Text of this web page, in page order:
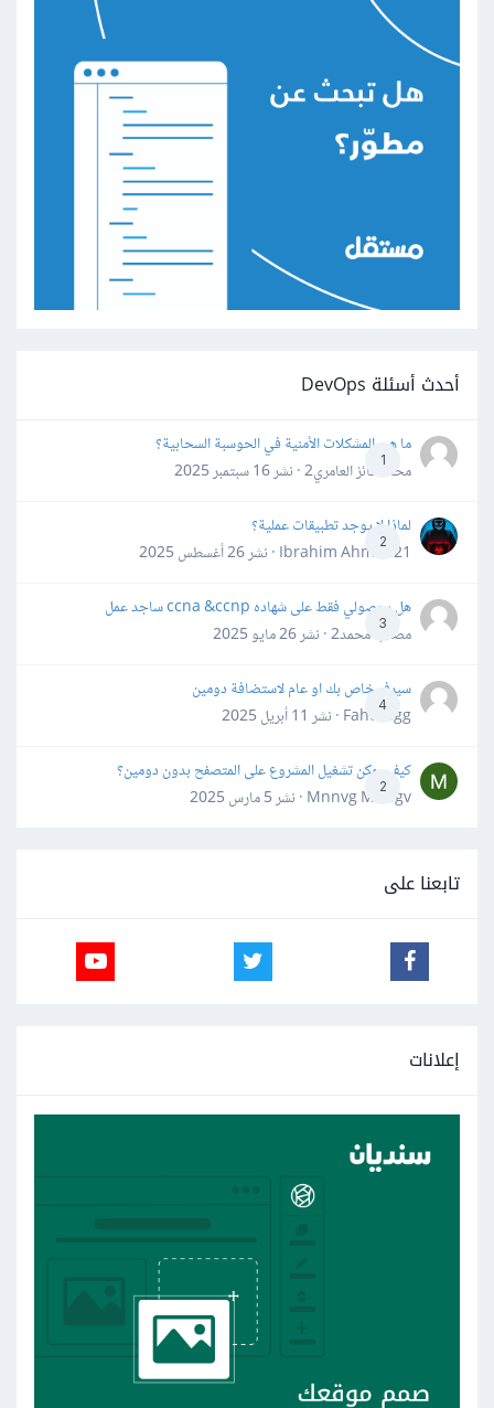
أحدث أسئلة DevOps
1
ما هي المشكلات الأمنية في الحوسبة السحابية؟
محمد فائز العامري2 · نشر
16 سبتمبر 2025
2
لماذا لا يوجد تطبيقات عملية؟
Ibrahim Ahmed21 · نشر
26 أغسطس 2025
3
هل بحصولي فقط على شهاده ccna &ccnp ساجد عمل
مصعب محمد2 · نشر
26 مايو 2025
4
سيرفر خاص بك او عام لاستضافة دومين
Fahd Ggg · نشر
11 أبريل 2025
2
كيف يمكن تشغيل المشروع على المتصفح بدون دومين؟
Mnnvg Mnbgv · نشر
5 مارس 2025
تابعنا على
إعلانات